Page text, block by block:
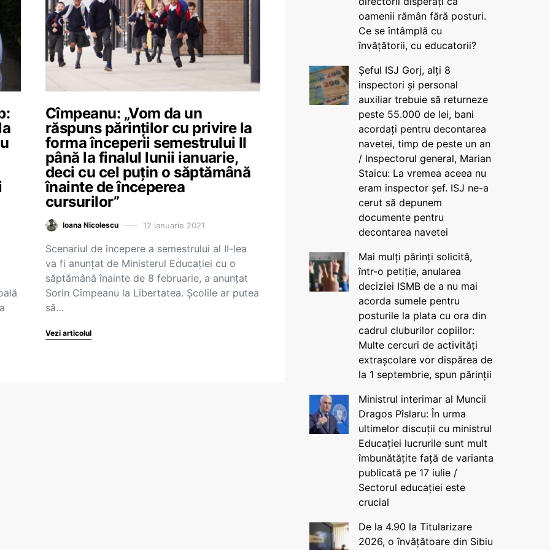
Cîmpeanu: „Vom da un
răspuns părinților cu privire la
forma începerii semestrului II
până la finalul lunii ianuarie,
deci cu cel puțin o săptămână
înainte de începerea
cursurilor”
Ioana Nicolescu 12 ianuarie 2021
Scenariul de începere a semestrului al II-lea
va fi anunțat de Ministerul Educației cu o
săptămână înainte de 8 februarie, a anunțat
Sorin Cîmpeanu la Libertatea. Școlile ar putea
să…
Vezi articolul
oamenii rămân fără posturi.
Ce se întâmplă cu
învățătorii, cu educatorii?
Șeful ISJ Gorj, alți 8
inspectori și personal
auxiliar trebuie să returneze
peste 55.000 de lei, bani
acordați pentru decontarea
navetei, timp de peste un an
/ Inspectorul general, Marian
Staicu: La vremea aceea nu
eram inspector șef. ISJ ne-a
cerut să depunem
documente pentru
decontarea navetei
Mai mulți părinți solicită,
într-o petiție, anularea
deciziei ISMB de a nu mai
acorda sumele pentru
posturile la plata cu ora din
cadrul cluburilor copiilor:
Multe cercuri de activități
extrașcolare vor dispărea de
la 1 septembrie, spun părinții
Ministrul interimar al Muncii
Dragos Pîslaru: În urma
ultimelor discuții cu ministrul
Educației lucrurile sunt mult
îmbunătățite față de varianta
publicată pe 17 iulie /
Sectorul educației este
crucial
De la 4.90 la Titularizare
2026, o învățătoare din Sibiu